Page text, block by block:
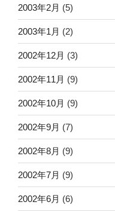
2003年2月 (5)
2003年1月 (2)
2002年12月 (3)
2002年11月 (9)
2002年10月 (9)
2002年9月 (7)
2002年8月 (9)
2002年7月 (9)
2002年6月 (6)